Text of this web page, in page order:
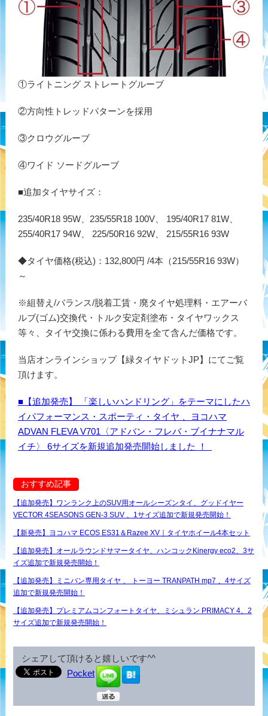
①ライトニング ストレートグルーブ
②方向性トレッドパターンを採用
③クロウグルーブ
④ワイド ソードグルーブ
■追加タイヤサイズ：
235/40R18 95W、235/55R18 100V、 195/40R17 81W、
255/40R17 94W、 225/50R16 92W、 215/55R16 93W
◆タイヤ価格(税込)：132,800円 /4本（215/55R16 93W）
～
※組替え/バランス/脱着工賃・廃タイヤ処理料・エアーバ
ルブ(ゴム)交換代・トルク安定剤塗布・タイヤワックス
等々、タイヤ交換に係わる費用を全て含んだ価格です。
当店オンラインショップ【緑タイヤドットJP】にてご覧
頂けます。
■【追加発売】 「楽しいハンドリング」をテーマにしたハ
イパフォーマンス・スポーティ・タイヤ 、ヨコハマ
ADVAN FLEVA V701〈アドバン・フレバ・ブイナナマル
イチ〉 6サイズを新規追加発売開始しました ！
おすすめ記事
【追加発売】ワンランク上のSUV用オールシーズンタイ、グッドイヤー
VECTOR 4SEASONS GEN-3 SUV 、1サイズ追加で新規発売開始！
【新発売】ヨコハマ ECOS ES31＆Razee XV｜タイヤホイール4本セット
【追加発売】オールラウンドサマータイヤ、ハンコックKinergy eco2、3サ
イズ追加で新規発売開始！
【追加発売】ミニバン専用タイヤ 、 トーヨー TRANPATH mp7 、4サイズ
追加で新規発売開始！
【追加発売】プレミアムコンフォートタイヤ、ミシュラン PRIMACY 4、2
サイズ追加で新規発売開始！
シェアして頂けると嬉しいです^^
Pocket